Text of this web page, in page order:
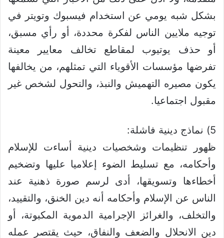
بشكل شبه يومي عن استخدام فيسبوك وتويتر في
توجيه ملايين الناس لفكرة محددة، أو رأي مسبق،
أو حذف يوتيوب لمقاطع تخالف معايير معينة
تفرضها مؤسسات الأقوياء التي تمثلهم، من يخالفها
يكون مصيره التهميش والنبذ، والتحول لشخص غير
مقبول اجتماعيا.
5) نماذج دينية فاشلة:
ظهور تنظيمات وشخصيات دينية أساءت للإسلام
وأحكامه، مع تسليط الضوء إعلاميا عليها وتضخيم
أخطاءها وتسويقها، أدى لرسم صورة ذهنية عند
الناس عن الإسلام وأحكامه أنه دين الخنق، والتقييد،
والتخلف، والغرائز الإجرامية الدموية المكبوتة، أو
دين الانحلال والضعف والنفاق، حيث يقتصر عمله